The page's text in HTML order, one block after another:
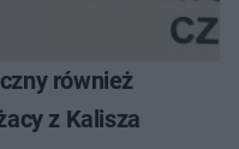
również
z Kalisza